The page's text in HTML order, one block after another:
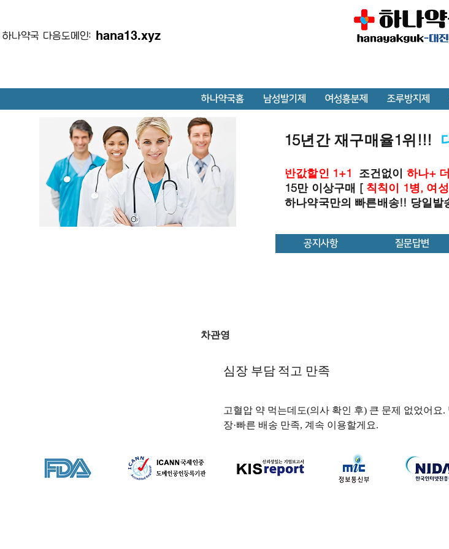
하나약국 다음도메인: hana13.xyz
하나약국홈 남성발기제 여성흥분제 조루방지제
15년간 재구매율1위!!!
반값할인 1+1 조건없이 하나+ 더
15만 이상구매 [ 칙칙이 1병, 여
하나약국만의 빠른배송!! 당일발
공지사항 질문답변
차관영
심장 부담 적고 만족
고혈압 약 먹는데도(의사 확인 후) 큰 문제 없었어요
장·빠른 배송 만족, 계속 이용할게요.